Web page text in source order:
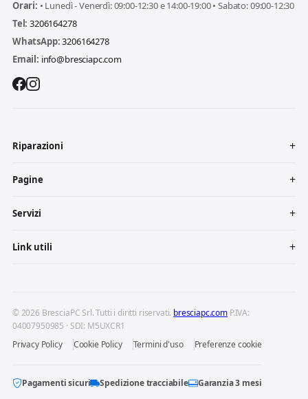
Orari: • Lunedì - Venerdì: 09:00-12:30 e 14:00-19:00 • Sabato: 09:00-12:30
Tel: 3206164278
WhatsApp:3206164278
Email: info@bresciapc.com
Riparazioni
Pagine
Servizi
Link utili
© 2026 BresciaPC Srl. Tutti i diritti riservati. bresciapc.com P.IVA:
04007950985 · SDI: M5UXCR1
Privacy Policy
Cookie Policy Termini d'uso Preferenze cookie
Pagamenti sicuri Spedizione tracciabile Garanzia 3 mesi